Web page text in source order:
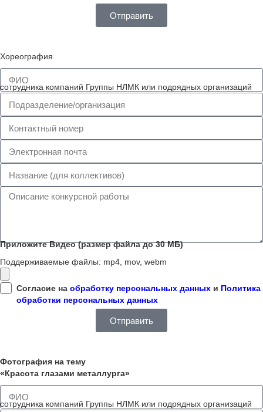
Отправить
Хореография
сотрудника компаний Группы НЛМК или подрядных организаций
Приложите Видео (размер файла до 30 МБ)
Поддерживаемые файлы: mp4, mov, webm
Согласие на обработку персональных данных и Политика
обработки персональных данных
Отправить
Фотография на тему
«Красота глазами металлурга»
сотрудника компаний Группы НЛМК или подрядных организаций